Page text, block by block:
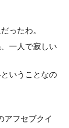
ったわ。
一人で寂しい
いうことなの
アフセブクイ